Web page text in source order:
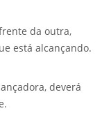
da outra,
está alcançando.
deverá